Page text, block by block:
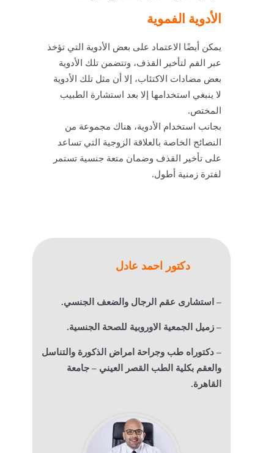
الأدوية الفموية
يمكن أيضًا الاعتماد على بعض الأدوية التي تؤخذ
عبر الفم لتأخير القذف، وتتضمن تلك الأدوية
بعض مضادات الاكتئاب، إلا أن مثل تلك الأدوية
لا ينبغي استخدامها إلا بعد استشارة الطبيب
المختص.
بجانب استخدام الأدوية، هناك مجموعة من
النصائح الخاصة بالعلاقة الزوجية التي تساعد
على تأخير القذف وضمان متعة جنسية تستمر
لفترة زمنية أطول.
دكتور احمد عادل
– استشارى عقم الرجال والضعف الجنسي.
– زميل الجمعية الاوروبية للصحة الجنسية.
– دكتوراه طب وجراحة امراض الذكورة والتناسل
والعقم بكلية الطب القصر العيني – جامعة
القاهرة.